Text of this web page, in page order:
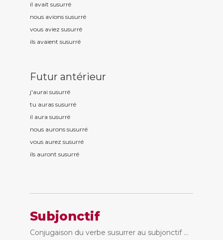
il avait susurré
nous avions susurré
vous aviez susurré
ils avaient susurré
Futur antérieur
j'aurai susurré
tu auras susurré
il aura susurré
nous aurons susurré
vous aurez susurré
ils auront susurré
Subjonctif
Conjugaison du verbe susurrer au subjonctif ...